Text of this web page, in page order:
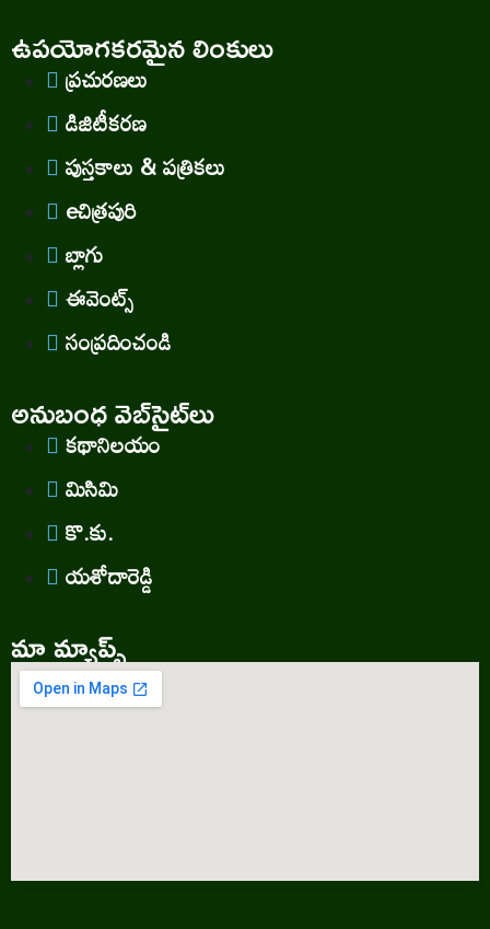
ఉపయోగకరమైన లింకులు
ప్రచురణలు
డిజిటీకరణ
పుస్తకాలు & పత్రికలు
eచిత్రపురి
బ్లాగు
ఈవెంట్స్
సంప్రదించండి
అనుబంధ వెబ్‌సైట్‌లు
కథానిలయం
మిసిమి
కొ.కు.
యశోదారెడ్డి
మా మ్యాప్స్